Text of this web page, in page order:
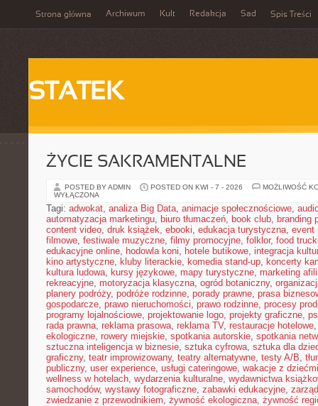
Strona główna Archiwum Kult Redakcja Sad Spis Treści
STATEK
ŻYCIE SAKRAMENTALNE
POSTED BY ADMIN POSTED ON KWI - 7 - 2026
MOŻLIWOŚĆ
WYŁĄCZONA
Tagi: adwokat, analiza Big Data, animacje społecznościowe,
automatyzacja marketingu, biuro tłumaczeń, book club, branding
content video, druk książek, ebooki, edukacja turystyczna, event
filmowe, festiwale muzyczne, filmy promocyjne, folklor, food
edukacyjne online, hodowla koni, hotele butikowe, integracja
kino artystyczne, kluby literackie, komedia stand-up, koncerty
kultura ludowa, kursy językowe, mapy turystyczne, marketing
rekreacyjne, motoryzacja klasyczna, ogród botaniczny,
planery podróży, podróże rodzinne, porady prawne, prasa
gospodarcze, prawo nieruchomości, prawo rodzinne, procesy
programy lojalnościowe, projektowanie logo, projekty graficzne,
rada prawna, reklama prasowa, reklama TV, restauracje hotelowe
ekologiczne, rowery miejskie, spotkania autorskie, spotkania
sztuczna inteligencja w biznesie, sztuka cyfrowa, sztuka dla
graficzny, teatr improwizowany, teatry alternatywne, testy A/B,
publiczny, user experience, usługi cateringowe, wakacje z dziećmi
wellness w hotelach, wydarzenia kulturalne, wydawnictwa
samochodów, wystawy fotograficzne, zabawki edukacyjne,
zwiedzanie z przewodnikiem, żywność ekologiczna, żywność